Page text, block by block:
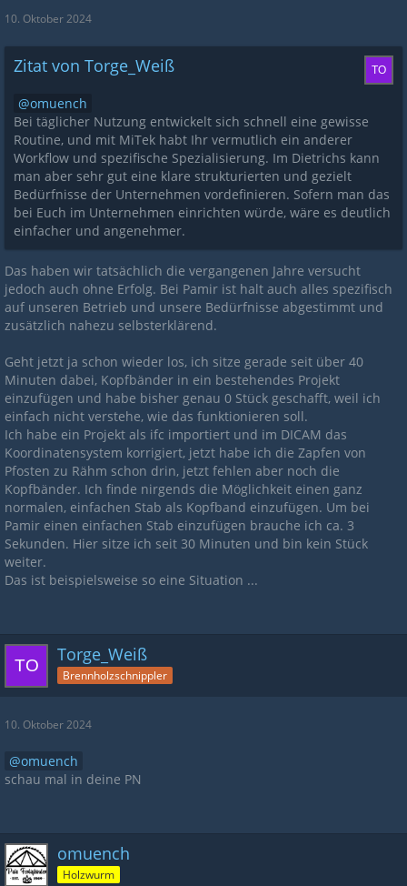
10. Oktober 2024
Zitat von Torge_Weiß
omuench
Bei täglicher Nutzung entwickelt sich schnell eine gewisse
Routine, und mit MiTek habt Ihr vermutlich ein anderer
Workflow und spezifische Spezialisierung. Im Dietrichs kann
man aber sehr gut eine klare strukturierten und gezielt
Bedürfnisse der Unternehmen vordefinieren. Sofern man das
bei Euch im Unternehmen einrichten würde, wäre es deutlich
einfacher und angenehmer.
Das haben wir tatsächlich die vergangenen Jahre versucht
jedoch auch ohne Erfolg. Bei Pamir ist halt auch alles spezifisch
auf unseren Betrieb und unsere Bedürfnisse abgestimmt und
zusätzlich nahezu selbsterklärend.
Geht jetzt ja schon wieder los, ich sitze gerade seit über 40
Minuten dabei, Kopfbänder in ein bestehendes Projekt
einzufügen und habe bisher genau 0 Stück geschafft, weil ich
einfach nicht verstehe, wie das funktionieren soll.
Ich habe ein Projekt als ifc importiert und im DICAM das
Koordinatensystem korrigiert, jetzt habe ich die Zapfen von
Pfosten zu Rähm schon drin, jetzt fehlen aber noch die
Kopfbänder. Ich finde nirgends die Möglichkeit einen ganz
normalen, einfachen Stab als Kopfband einzufügen. Um bei
Pamir einen einfachen Stab einzufügen brauche ich ca. 3
Sekunden. Hier sitze ich seit 30 Minuten und bin kein Stück
weiter.
Das ist beispielsweise so eine Situation ...
Torge_Weiß
Brennholzschnippler
10. Oktober 2024
omuench
schau mal in deine PN
omuench
Holzwurm